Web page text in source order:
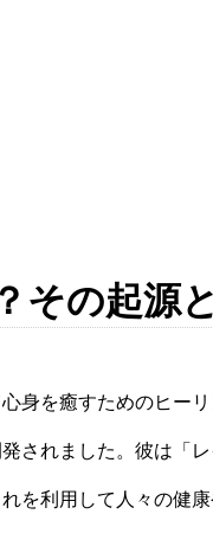
その起源
身を癒すためのヒー
されました。彼は「
を利用して人々の健